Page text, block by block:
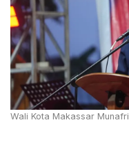
Wali Kota Makassar